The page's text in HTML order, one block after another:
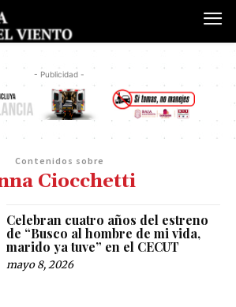
- Publicidad -
Contenidos sobre
Ciocchetti
Celebran cuatro años del estreno
de “Busco al hombre de mi vida,
marido ya tuve” en el CECUT
mayo 8, 2026